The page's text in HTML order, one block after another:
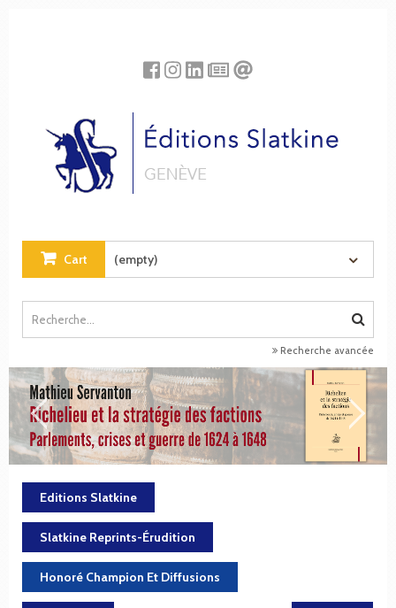
Cart (empty)
Recherche avancée
Editions Slatkine
Slatkine Reprints-Érudition
Honoré Champion Et Diffusions